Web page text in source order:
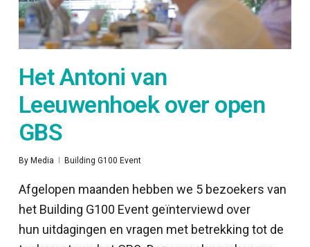
Het Antoni van
Leeuwenhoek over open
GBS
By Media Building G100 Event
Afgelopen maanden hebben we 5 bezoekers van
het Building G100 Event geïnterviewd over
hun uitdagingen en vragen met betrekking tot de